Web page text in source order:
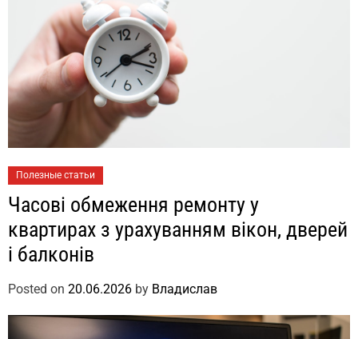
Полезные статьи
Часові обмеження ремонту у
квартирах з урахуванням вікон, дверей
і балконів
Posted on 20.06.2026 by Владислав